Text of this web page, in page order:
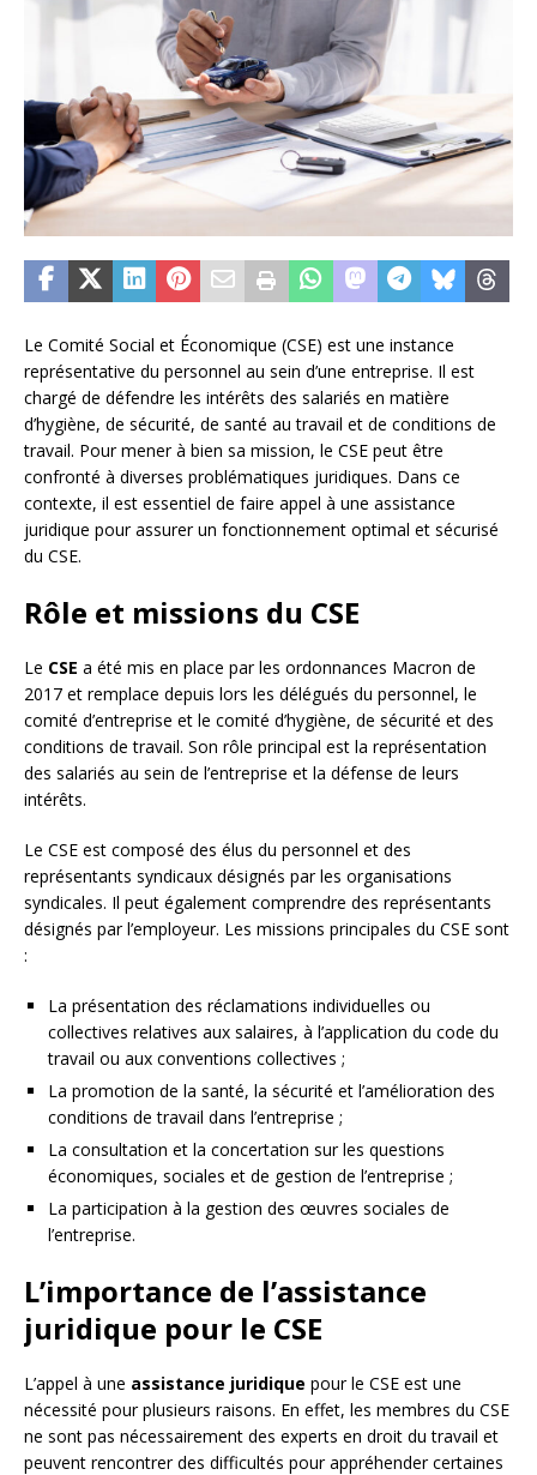
Le Comité Social et Économique (CSE) est une instance
représentative du personnel au sein d’une entreprise. Il est
chargé de défendre les intérêts des salariés en matière
d’hygiène, de sécurité, de santé au travail et de conditions de
travail. Pour mener à bien sa mission, le CSE peut être
confronté à diverses problématiques juridiques. Dans ce
contexte, il est essentiel de faire appel à une assistance
juridique pour assurer un fonctionnement optimal et sécurisé
du CSE.
Rôle et missions du CSE
Le CSE a été mis en place par les ordonnances Macron de
2017 et remplace depuis lors les délégués du personnel, le
comité d’entreprise et le comité d’hygiène, de sécurité et des
conditions de travail. Son rôle principal est la représentation
des salariés au sein de l’entreprise et la défense de leurs
intérêts.
Le CSE est composé des élus du personnel et des
représentants syndicaux désignés par les organisations
syndicales. Il peut également comprendre des représentants
désignés par l’employeur. Les missions principales du CSE sont
:
La présentation des réclamations individuelles ou
collectives relatives aux salaires, à l’application du code du
travail ou aux conventions collectives ;
La promotion de la santé, la sécurité et l’amélioration des
conditions de travail dans l’entreprise ;
La consultation et la concertation sur les questions
économiques, sociales et de gestion de l’entreprise ;
La participation à la gestion des œuvres sociales de
l’entreprise.
L’importance de l’assistance
juridique pour le CSE
L’appel à une assistance juridique pour le CSE est une
nécessité pour plusieurs raisons. En effet, les membres du CSE
ne sont pas nécessairement des experts en droit du travail et
peuvent rencontrer des difficultés pour appréhender certaines